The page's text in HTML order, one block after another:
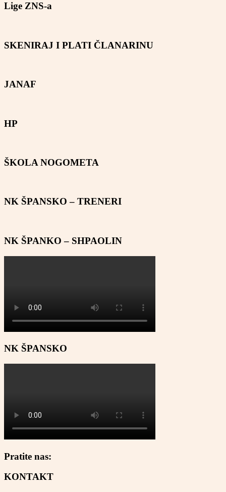
Lige ZNS-a
SKENIRAJ I PLATI ČLANARINU
JANAF
HP
ŠKOLA NOGOMETA
NK ŠPANSKO – TRENERI
NK ŠPANKO – SHPAOLIN
NK ŠPANSKO
Pratite nas:
KONTAKT